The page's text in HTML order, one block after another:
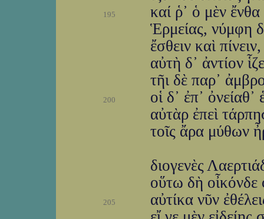
195
καί ῥ᾽ ὁ μὲν
Ἑρμείας, νύμφη
ἔσθειν καὶ
αὐτὴ δ᾽ ἀντίον
τῆι δὲ παρ᾽
200
οἱ δ᾽ ἐπ᾽
αὐτὰρ ἐπεὶ
τοῖς ἄρα μύθων
διογενὲς
οὕτω δὴ οἶκόνδε
205
αὐτίκα νῦν